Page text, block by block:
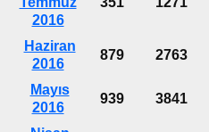
2016
Haziran
2016
879 2763
Mayıs
2016
939 3841